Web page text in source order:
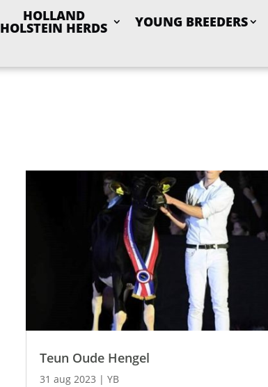
HOLLAND
HOLSTEIN HERDS YOUNG BREEDERS
Teun Oude Hengel
31 aug 2023 |YB